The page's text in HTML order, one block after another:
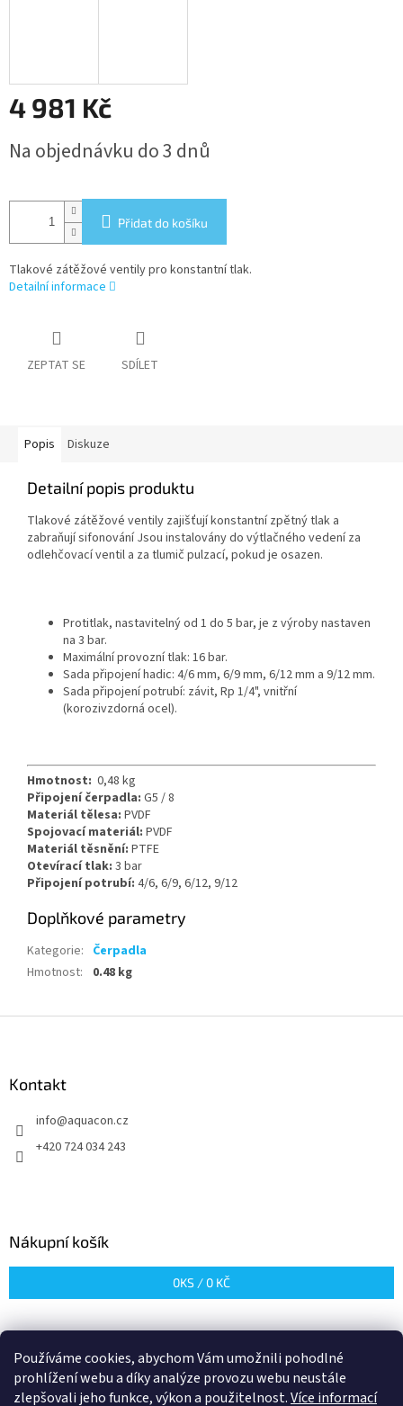
Používáme cookies, abychom Vám umožnili pohodlné
prohlížení webu a díky analýze provozu webu neustále
zlepšovali jeho funkce, výkon a použitelnost.Více informací
4 981 Kč
cena:
Na objednávku do 3 dnů
Přidat do košíku
Tlakové zátěžové ventily pro konstantní tlak.
Detailní informace
ZEPTAT SE SDÍLET
Popis Diskuze
Detailní popis produktu
Tlakové zátěžové ventily zajišťují konstantní zpětný tlak a
zabraňují sifonování Jsou instalovány do výtlačného vedení za
odlehčovací ventil a za tlumič pulzací, pokud je osazen.
Protitlak, nastavitelný od 1 do 5 bar, je z výroby nastaven
na 3 bar.
Maximální provozní tlak: 16 bar.
Sada připojení hadic: 4/6 mm, 6/9 mm, 6/12 mm a 9/12 mm.
Sada připojení potrubí: závit, Rp 1/4", vnitřní
(korozivzdorná ocel).
Hmotnost: 0,48 kg
Připojení čerpadla: G5 / 8
Materiál tělesa: PVDF
Spojovací materiál: PVDF
Materiál těsnění: PTFE
Otevírací tlak: 3 bar
Připojení potrubí: 4/6, 6/9, 6/12, 9/12
Doplňkové parametry
Kategorie: Čerpadla
Hmotnost: 0.48 kg
Kontakt
info@aquacon.cz
+420 724 034 243
Nákupní košík
0KS / 0 KČ